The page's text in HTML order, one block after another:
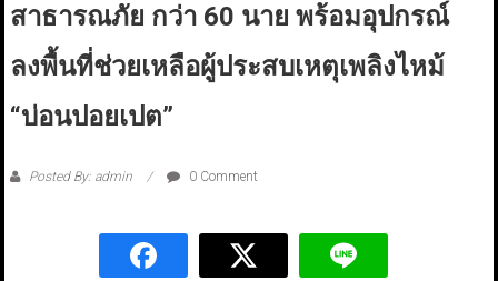
สาธารณภัย กว่า 60 นาย พร้อมอุปกรณ์
ลงพื้นที่ช่วยเหลือผู้ประสบเหตุเพลิงไหม้
“บ่อนปอยเปต”
Posted By: admin 0 Comment